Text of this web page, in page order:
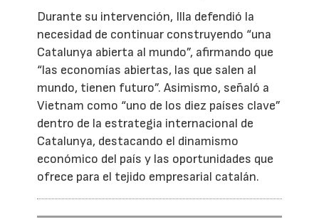
Durante su intervención, Illa defendió la
necesidad de continuar construyendo “una
Catalunya abierta al mundo”, afirmando que
“las economías abiertas, las que salen al
mundo, tienen futuro”. Asimismo, señaló a
Vietnam como “uno de los diez países clave”
dentro de la estrategia internacional de
Catalunya, destacando el dinamismo
económico del país y las oportunidades que
ofrece para el tejido empresarial catalán.